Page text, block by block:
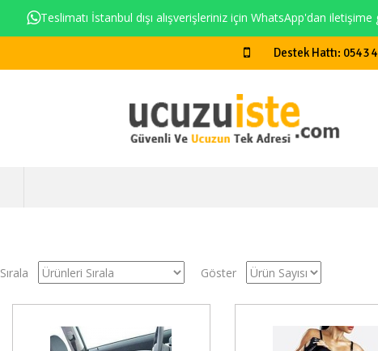
Teslimatı İstanbul dışı alışverişleriniz için WhatsApp'dan iletişime
Destek Hattı: 0543
Sırala Göster
Stokta Var